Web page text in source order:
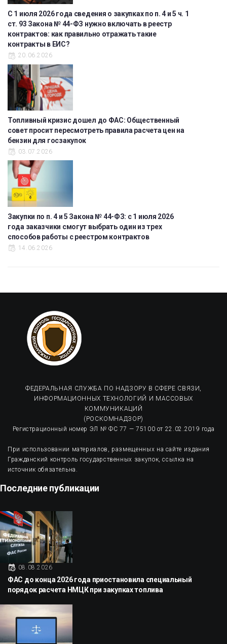
С 1 июля 2026 года сведения о закупках по п. 4 и 5 ч. 1
ст. 93 Закона № 44-ФЗ нужно включать в реестр
контрактов: как правильно отражать такие
контракты в ЕИС?
20.06.2026
Топливный кризис дошел до ФАС: Общественный
совет просит пересмотреть правила расчета цен на
бензин для госзакупок
03.07.2026
Закупки по п. 4 и 5 Закона № 44-ФЗ: с 1 июля 2026
года заказчики смогут выбрать один из трех
способов работы с реестром контрактов
14.06.2026
ФЕДЕРАЛЬНАЯ СЛУЖБА ПО НАДЗОРУ В СФЕРЕ СВЯЗИ,
ИНФОРМАЦИОННЫХ ТЕХНОЛОГИЙ И МАССОВЫХ
КОММУНИКАЦИЙ
(РОСКОМНАДЗОР)
Регистрационный номер ЭЛ № ФС 77 — 75100 от 22.02.2019 года
При использовании материалов, размещенных на сайте издания
Гражданский контроль государственных закупок, ссылка на
источник обязательна.
Последние публикации
08.08.2026
ФАС до конца 2026 года приостановила специальный
порядок расчета НМЦК при закупках топлива